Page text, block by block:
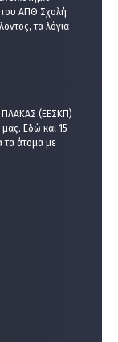
του ΑΠΘ Σχολή
τα λόγια
ΠΛΑΚΑΣ (ΕΕΣΚΠ)
Εδώ και 15
τα άτομα με